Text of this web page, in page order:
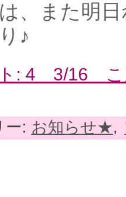
、また明日
♪
: 4 3/16 こ
ー: お知らせ★,